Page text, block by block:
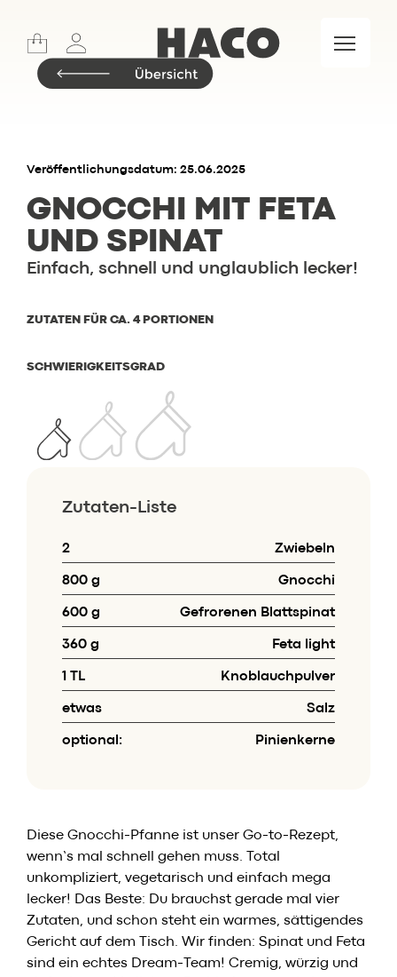
Lifestyle
Meet & Eat
Insider.BLOG
Rezepte
Speisekarte
Skylounge
Reservierung
Vorbestell­service
Newsletter
Anmeldung
HACO App
Daten & Fakten
Karriere
Veröffentlichungsdatum: 25.06.2025
GNOCCHI MIT FETA
UND SPINAT
Einfach, schnell und unglaublich lecker!
Zutaten-Liste
2 Zwiebeln
800 g Gnocchi
600 g Gefrorenen Blattspinat
360 g Feta light
1 TL Knoblauchpulver
etwas Salz
optional: Pinienkerne
ZUTATEN FÜR CA. 4 PORTIONEN
SCHWIERIGKEITSGRAD
Diese Gnocchi-Pfanne ist unser Go-to-Rezept,
wenn’s mal schnell gehen muss. Total
unkompliziert, vegetarisch und einfach mega
lecker! Das Beste: Du brauchst gerade mal vier
Zutaten, und schon steht ein warmes, sättigendes
Gericht auf dem Tisch. Wir finden: Spinat und Feta
sind ein echtes Dream-Team! Cremig, würzig und